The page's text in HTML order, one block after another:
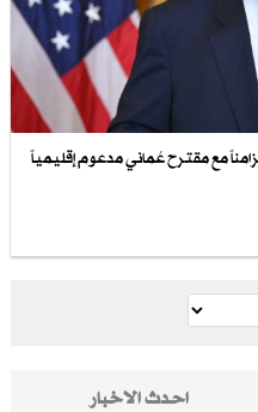
مع مقترح عُماني مدعوم إقليمياً
احدث الاخبار